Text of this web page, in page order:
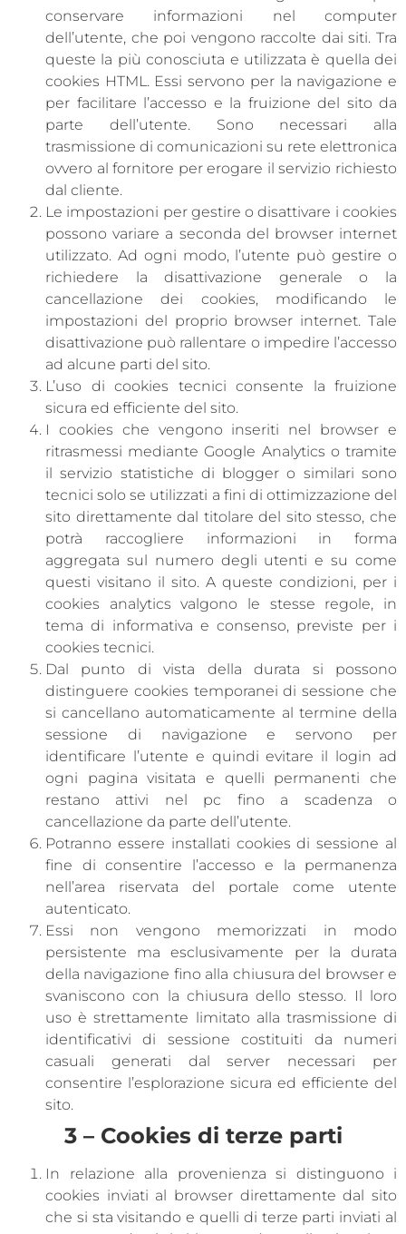
conservare informazioni nel computer
dell’utente, che poi vengono raccolte dai siti. Tra
queste la più conosciuta e utilizzata è quella dei
cookies HTML. Essi servono per la navigazione e
per facilitare l’accesso e la fruizione del sito da
parte dell’utente. Sono necessari alla
trasmissione di comunicazioni su rete elettronica
ovvero al fornitore per erogare il servizio richiesto
dal cliente.
Le impostazioni per gestire o disattivare i cookies
possono variare a seconda del browser internet
utilizzato. Ad ogni modo, l’utente può gestire o
richiedere la disattivazione generale o la
cancellazione dei cookies, modificando le
impostazioni del proprio browser internet. Tale
disattivazione può rallentare o impedire l’accesso
ad alcune parti del sito.
L’uso di cookies tecnici consente la fruizione
sicura ed efficiente del sito.
I cookies che vengono inseriti nel browser e
ritrasmessi mediante Google Analytics o tramite
il servizio statistiche di blogger o similari sono
tecnici solo se utilizzati a fini di ottimizzazione del
sito direttamente dal titolare del sito stesso, che
potrà raccogliere informazioni in forma
aggregata sul numero degli utenti e su come
questi visitano il sito. A queste condizioni, per i
cookies analytics valgono le stesse regole, in
tema di informativa e consenso, previste per i
cookies tecnici.
Dal punto di vista della durata si possono
distinguere cookies temporanei di sessione che
si cancellano automaticamente al termine della
sessione di navigazione e servono per
identificare l’utente e quindi evitare il login ad
ogni pagina visitata e quelli permanenti che
restano attivi nel pc fino a scadenza o
cancellazione da parte dell’utente.
Potranno essere installati cookies di sessione al
fine di consentire l’accesso e la permanenza
nell’area riservata del portale come utente
autenticato.
Essi non vengono memorizzati in modo
persistente ma esclusivamente per la durata
della navigazione fino alla chiusura del browser e
svaniscono con la chiusura dello stesso. Il loro
uso è strettamente limitato alla trasmissione di
identificativi di sessione costituiti da numeri
casuali generati dal server necessari per
consentire l’esplorazione sicura ed efficiente del
sito.
3 – Cookies di terze parti
In relazione alla provenienza si distinguono i
cookies inviati al browser direttamente dal sito
che si sta visitando e quelli di terze parti inviati al